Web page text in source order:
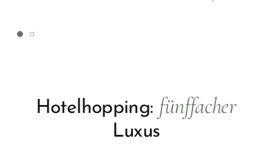
Hotelhopping: fünffacher
Luxus